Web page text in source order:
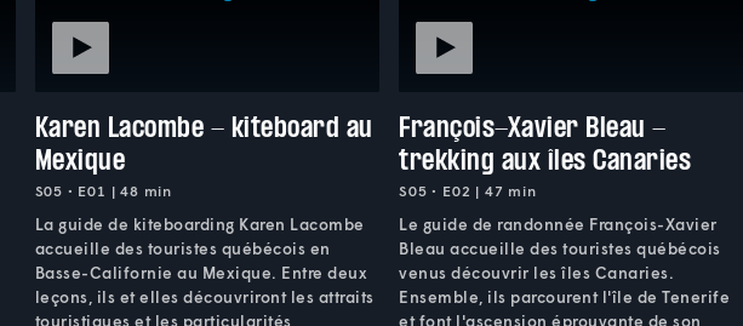
Karen Lacombe - kiteboard au
Mexique
S05 • E01 | 48 min
La guide de kiteboarding Karen Lacombe
accueille des touristes québécois en
Basse-Californie au Mexique. Entre deux
leçons, ils et elles découvriront les attraits
touristiques et les particularités
François-Xavier Bleau -
trekking aux îles Canaries
S05 • E02 | 47 min
Le guide de randonnée François-Xavier
Bleau accueille des touristes québécois
venus découvrir les îles Canaries.
Ensemble, ils parcourent l'île de Tenerife
et font l'ascension éprouvante de son